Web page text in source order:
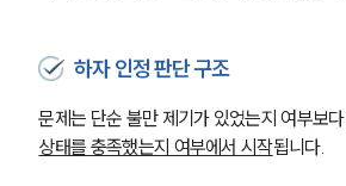
하자 인정 판단 구조
문제는 단순 불만 제기가 있었는지 여부보다
상태를 충족했는지 여부에서 시작됩니다.